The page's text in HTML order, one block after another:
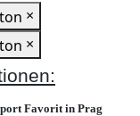
×
×
Favorit in Prag